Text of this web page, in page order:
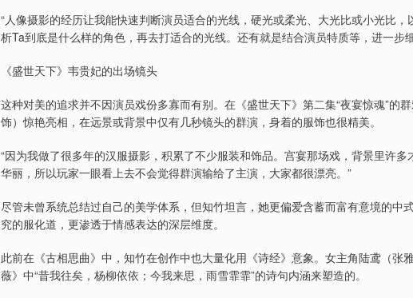
“人像摄影的经历让我能快速判断演员适合的光线，硬光或柔光、大光比或小光比
析Ta到底是什么样的角色，再去打适合的光线。还有就是结合演员特质等，进一步
《盛世天下》韦贵妃的出场镜头
这种对美的追求并不因演员戏份多寡而有别。在《盛世天下》第二集“夜宴惊魂”的
饰）惊艳亮相，在远景或背景中仅有几秒镜头的群演，身着的服饰也很精美。
“因为我做了很多年的汉服摄影，积累了不少服装和饰品。宫宴那场戏，背景里许
华丽，所以玩家一眼看上去不会觉得群演输给了主演，大家都很漂亮。”
尽管未曾系统总结过自己的美学体系，但知竹坦言，她更偏爱含蓄而富有意境的中
究的服化道，更渗透于情感表达的深层维度。
此前在《古相思曲》中，知竹在创作中也大量化用《诗经》意象。女主角陆鸢（张
薇》中“昔我往矣，杨柳依依；今我来思，雨雪霏霏”的诗句内涵来塑造的。